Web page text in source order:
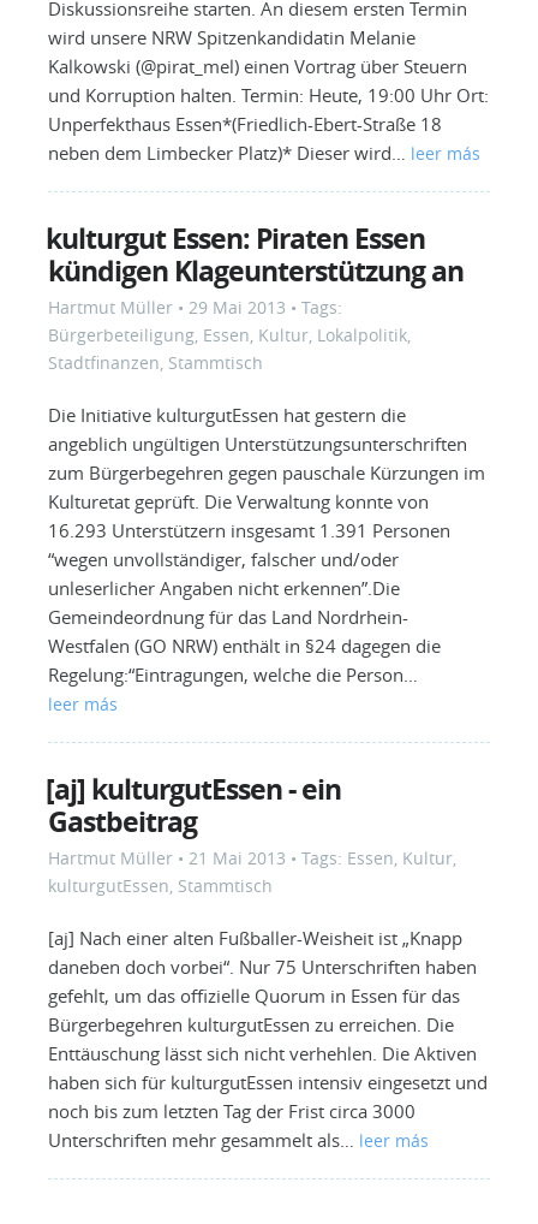
Diskussionsreihe starten. An diesem ersten Termin
wird unsere NRW Spitzenkandidatin Melanie
Kalkowski (@pirat_mel) einen Vortrag über Steuern
und Korruption halten. Termin: Heute, 19:00 Uhr Ort:
Unperfekthaus Essen*(Friedlich-Ebert-Straße 18
neben dem Limbecker Platz)* Dieser wird… leer más
kulturgut Essen: Piraten Essen
kündigen Klageunterstützung an
Hartmut Müller •29 Mai 2013 • Tags:
Bürgerbeteiligung, Essen, Kultur, Lokalpolitik,
Stadtfinanzen, Stammtisch
Die Initiative kulturgutEssen hat gestern die
angeblich ungültigen Unterstützungsunterschriften
zum Bürgerbegehren gegen pauschale Kürzungen im
Kulturetat geprüft. Die Verwaltung konnte von
16.293 Unterstützern insgesamt 1.391 Personen
“wegen unvollständiger, falscher und/oder
unleserlicher Angaben nicht erkennen”.Die
Gemeindeordnung für das Land Nordrhein-
Westfalen (GO NRW) enthält in §24 dagegen die
Regelung:“Eintragungen, welche die Person…
leer más
[aj] kulturgutEssen - ein
Gastbeitrag
Hartmut Müller •21 Mai 2013 • Tags: Essen, Kultur,
kulturgutEssen, Stammtisch
[aj] Nach einer alten Fußballer-Weisheit ist „Knapp
daneben doch vorbei“. Nur 75 Unterschriften haben
gefehlt, um das offizielle Quorum in Essen für das
Bürgerbegehren kulturgutEssen zu erreichen. Die
Enttäuschung lässt sich nicht verhehlen. Die Aktiven
haben sich für kulturgutEssen intensiv eingesetzt und
noch bis zum letzten Tag der Frist circa 3000
Unterschriften mehr gesammelt als… leer más